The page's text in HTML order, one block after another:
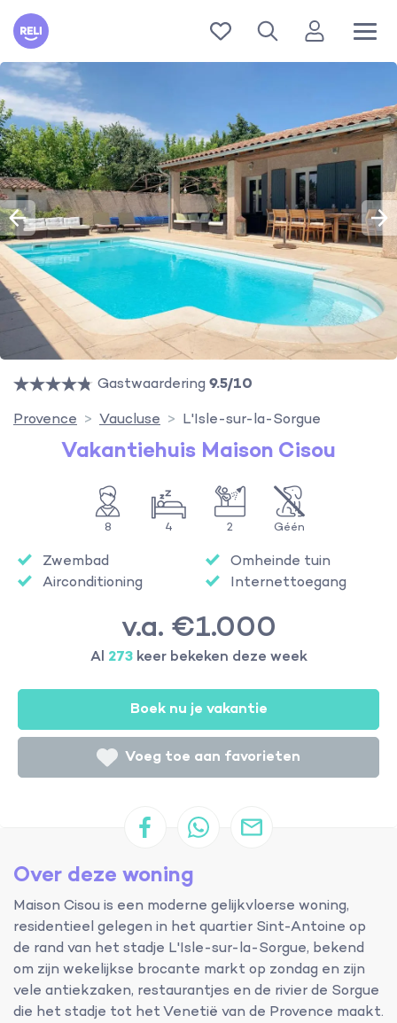
Reli
Gastwaardering 9.5/10
Provence
Vaucluse L'Isle-sur-la-Sorgue
Vakantiehuis Maison Cisou
8 4 2 Géén
Zwembad
Airconditioning
Omheinde tuin
Internettoegang
v.a. €1.000
Al 273keer bekeken deze week
Boek nu je vakantie
Voeg toe aan favorieten
Over deze woning
Maison Cisou is een moderne gelijkvloerse woning,
residentieel gelegen in het quartier Sint-Antoine op
de rand van het stadje L'Isle-sur-la-Sorgue, bekend
om zijn wekelijkse brocante markt op zondag en zijn
vele antiekzaken, restaurantjes en de rivier de Sorgue
die het stadje tot het Venetië van de Provence maakt.